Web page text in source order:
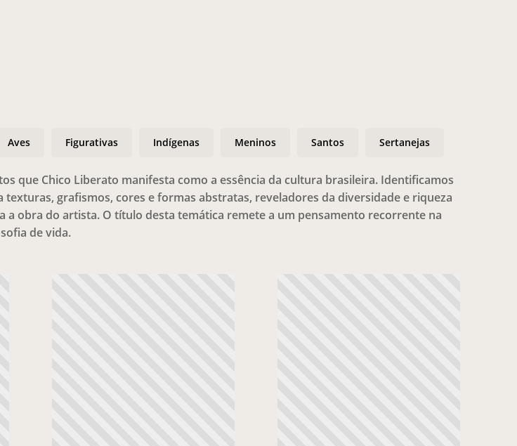
Aves Figurativas Indígenas Meninos Santos Sertanejas
que Chico Liberato manifesta como a essência da cultura brasileira. Identificamos
grafismos, cores e formas abstratas, reveladores da diversidade e riqueza
a obra do artista. O título desta temática remete a um pensamento recorrente na
de vida.